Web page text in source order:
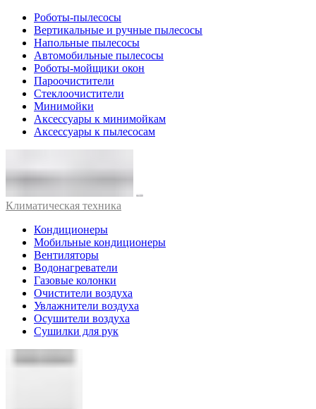
Роботы-пылесосы
Вертикальные и ручные пылесосы
Напольные пылесосы
Автомобильные пылесосы
Роботы-мойщики окон
Пароочистители
Стеклоочистители
Минимойки
Аксессуары к минимойкам
Аксессуары к пылесосам
Климатическая техника
Кондиционеры
Мобильные кондиционеры
Вентиляторы
Водонагреватели
Газовые колонки
Очистители воздуха
Увлажнители воздуха
Осушители воздуха
Сушилки для рук